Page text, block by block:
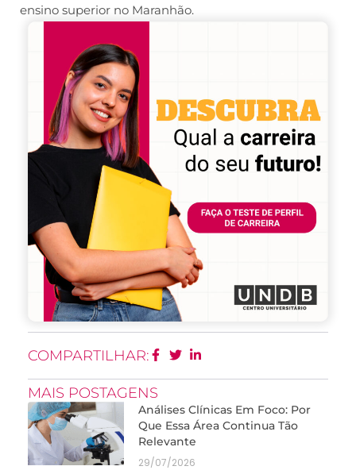
ensino superior no Maranhão.
COMPARTILHAR:
MAIS POSTAGENS
Análises Clínicas Em Foco: Por
Que Essa Área Continua Tão
Relevante
29/07/2026